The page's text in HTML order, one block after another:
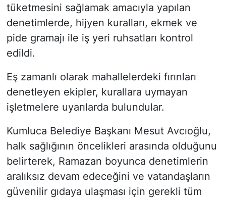
tüketmesini sağlamak amacıyla yapılan
denetimlerde, hijyen kuralları, ekmek ve
pide gramajı ile iş yeri ruhsatları kontrol
edildi.
Eş zamanlı olarak mahallelerdeki fırınları
denetleyen ekipler, kurallara uymayan
işletmelere uyarılarda bulundular.
Kumluca Belediye Başkanı Mesut Avcıoğlu,
halk sağlığının öncelikleri arasında olduğunu
belirterek, Ramazan boyunca denetimlerin
aralıksız devam edeceğini ve vatandaşların
güvenilir gıdaya ulaşması için gerekli tüm